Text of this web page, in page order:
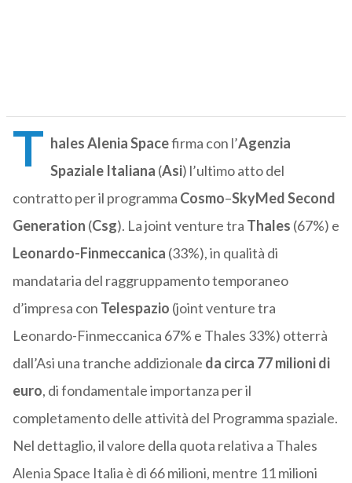
T hales Alenia Spacefirma con l’Agenzia
Spaziale Italiana (Asi) l’ultimo atto del
contratto per il programma Cosmo–SkyMed Second
Generation (Csg). La joint venture tra Thales (67%) e
Leonardo-Finmeccanica (33%), in qualità di
mandataria del raggruppamento temporaneo
d’impresa con Telespazio (joint venture tra
Leonardo-Finmeccanica 67% e Thales 33%) otterrà
dall’Asi una tranche addizionale da circa 77 milioni di
euro, di fondamentale importanza per il
completamento delle attività del Programma spaziale.
Nel dettaglio, il valore della quota relativa a Thales
Alenia Space Italia è di 66 milioni, mentre 11 milioni